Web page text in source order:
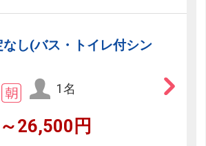
し(バス・トイレ付シン
1名
26,500円